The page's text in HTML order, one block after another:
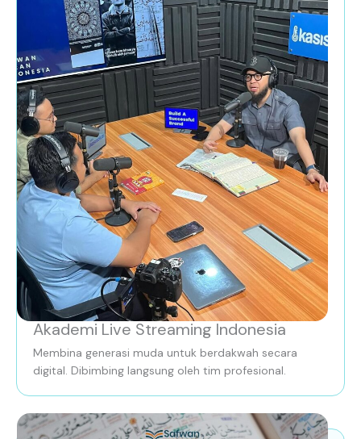
Akademi Live Streaming Indonesia
Membina generasi muda untuk berdakwah secara
digital. Dibimbing langsung oleh tim profesional.